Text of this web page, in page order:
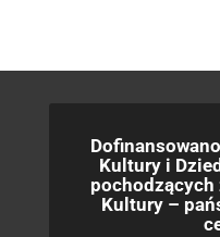
Kultury i
pochodzących
Kultury –